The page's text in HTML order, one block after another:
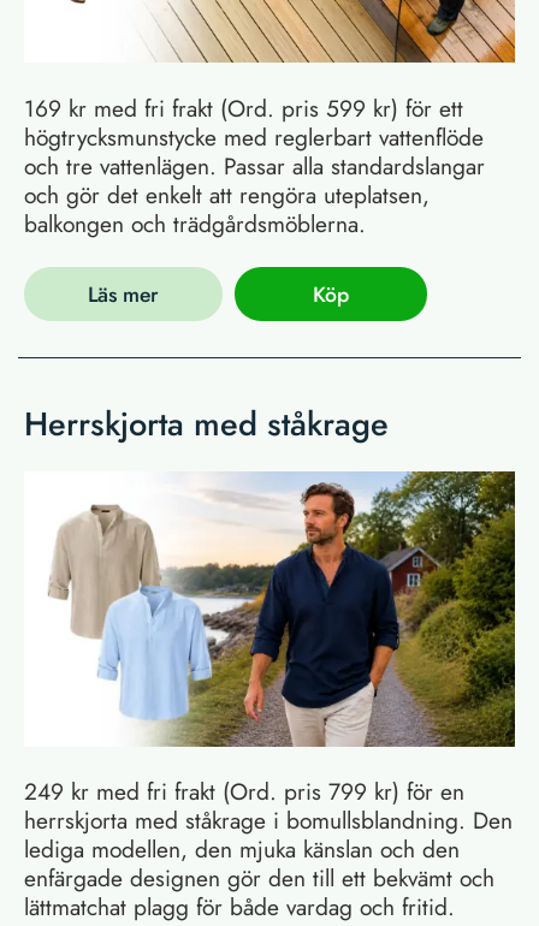
169 kr med fri frakt (Ord. pris 599 kr) för ett
högtrycksmunstycke med reglerbart vattenflöde
och tre vattenlägen. Passar alla standardslangar
och gör det enkelt att rengöra uteplatsen,
balkongen och trädgårdsmöblerna.
Läs mer Köp
Herrskjorta med ståkrage
249 kr med fri frakt (Ord. pris 799 kr) för en
herrskjorta med ståkrage i bomullsblandning. Den
lediga modellen, den mjuka känslan och den
enfärgade designen gör den till ett bekvämt och
lättmatchat plagg för både vardag och fritid.